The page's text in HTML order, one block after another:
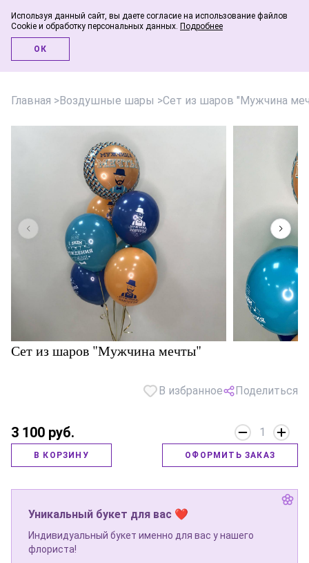
Главная >Воздушные шары >Сет из шаров "Мужчина
Сет из шаров "Мужчина мечты"
В избранное Поделиться
3 100 руб. 1
В КОРЗИНУ ОФОРМИТЬ ЗАКАЗ
Уникальный букет для вас ❤
Индивидуальный букет именно для вас у нашего
флориста!
Используя данный сайт, вы даете согласие на использование файлов
Cookie и обработку персональных данных. Подробнее
ОК